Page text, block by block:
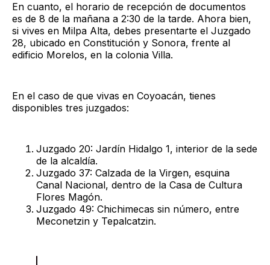
En cuanto, el horario de recepción de documentos
es de 8 de la mañana a 2:30 de la tarde. Ahora bien,
si vives en Milpa Alta, debes presentarte el Juzgado
28, ubicado en Constitución y Sonora, frente al
edificio Morelos, en la colonia Villa.
En el caso de que vivas en Coyoacán, tienes
disponibles tres juzgados:
Juzgado 20: Jardín Hidalgo 1, interior de la sede
de la alcaldía.
Juzgado 37: Calzada de la Virgen, esquina
Canal Nacional, dentro de la Casa de Cultura
Flores Magón.
Juzgado 49: Chichimecas sin número, entre
Meconetzin y Tepalcatzin.